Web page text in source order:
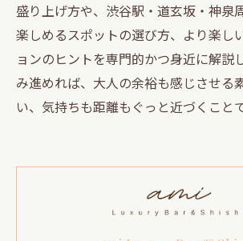
盛り上げ方や、渋谷駅・道玄坂・神泉
楽しめるスポットの選び方、より楽し
ョンのヒントを専門的かつ身近に解説
み進めれば、大人の余裕も感じさせる
い、気持ちも距離もぐっと近づくこと